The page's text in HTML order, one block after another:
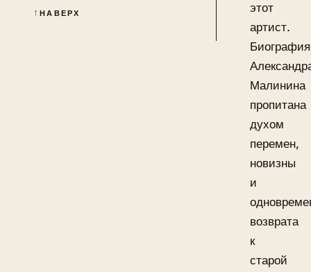
НАВЕРХ
этот
артист.
Биография
Малинина
пропитана
духом
перемен,
новизны
и
возврата
к
старой